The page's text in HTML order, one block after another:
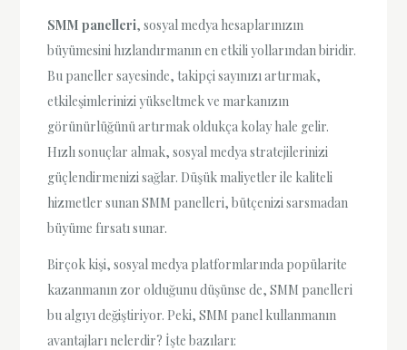
SMM panelleri, sosyal medya hesaplarınızın
büyümesini hızlandırmanın en etkili yollarından biridir.
Bu paneller sayesinde, takipçi sayınızı artırmak,
etkileşimlerinizi yükseltmek ve markanızın
görünürlüğünü artırmak oldukça kolay hale gelir.
Hızlı sonuçlar almak, sosyal medya stratejilerinizi
güçlendirmenizi sağlar. Düşük maliyetler ile kaliteli
hizmetler sunan SMM panelleri, bütçenizi sarsmadan
büyüme fırsatı sunar.
Birçok kişi, sosyal medya platformlarında popülarite
kazanmanın zor olduğunu düşünse de, SMM panelleri
bu algıyı değiştiriyor. Peki, SMM panel kullanmanın
avantajları nelerdir? İşte bazıları: